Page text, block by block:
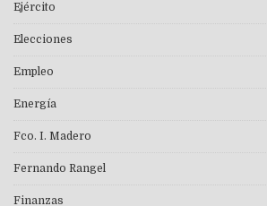
Ejército
Elecciones
Empleo
Energía
Fco. I. Madero
Fernando Rangel
Finanzas